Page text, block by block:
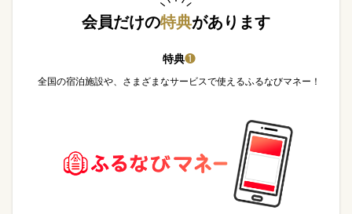
会員だけの特典があります
特典❶
全国の宿泊施設や、さまざまなサービスで使えるふるなびマネー！